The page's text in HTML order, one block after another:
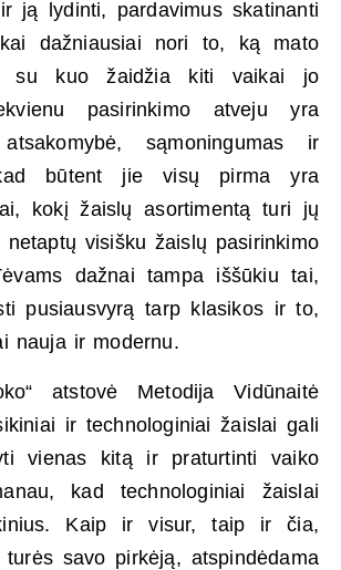
ją lydinti, pardavimus skatinanti
dažniausiai nori to, ką mato
su kuo žaidžia kiti vaikai jo
pasirinkimo atveju yra
sąmoningumas ir
būtent jie visų pirma yra
kokį žaislų asortimentą turi jų
visišku žaislų pasirinkimo
dažnai tampa iššūkiu tai,
pusiausvyrą tarp klasikos ir to,
nauja ir modernu.
atstovė Metodija Vidūnaitė
ir technologiniai žaislai gali
vienas kitą ir praturtinti vaiko
kad technologiniai žaislai
Kaip ir visur, taip ir čia,
savo pirkėją, atspindėdama